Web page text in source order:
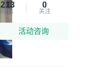
213
粉丝
0
关注
活动咨询